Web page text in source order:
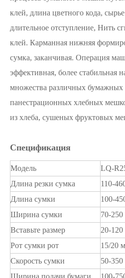
клей, длина цветного кода, сырье
длительное отступление, Нить
клей. Карманная нижняя
сумка, заканчивая. Операция
эффективная, более стабильная
множества различных бумажных
панестрационных хлебных
из хлеба, сушеных фруктовых
Спецификация
Модель
LQ-
Длина резки сумка
110-
Длина сумки
100-
Ширина сумки
70-
Вставьте размер
20-
Рот сумки рот
15/20
Скорость сумки
50-